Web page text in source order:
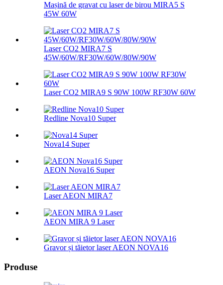
Mașină de gravat cu laser de birou MIRA5 S
45W 60W
Laser CO2 MIRA7 S
45W/60W/RF30W/60W/80W/90W
Laser CO2 MIRA9 S 90W 100W RF30W 60W
Redline Nova10 Super
Nova14 Super
AEON Nova16 Super
Laser AEON MIRA7
AEON MIRA 9 Laser
Gravor și tăietor laser AEON NOVA16
Produse